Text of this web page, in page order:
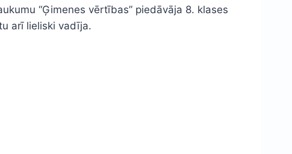
“Ģimenes vērtības” piedāvāja 8. klases
arī lieliski vadīja.